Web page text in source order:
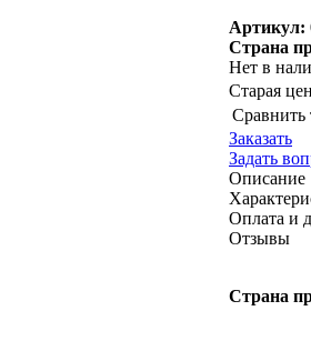
Артикул:
Страна
Нет в
Старая
Сравнить
Заказать
Задать
Описание
Оплата и
Отзывы
Страна